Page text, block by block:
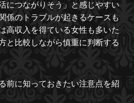
につながりそう」と感じやすい
係のトラブルが起きるケースも
高収入を得ている女性も多いた
と比較しながら慎重に判断する
前に知っておきたい注意点を紹